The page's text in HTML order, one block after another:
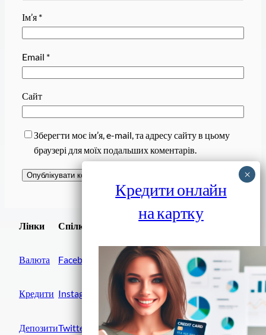
Ім’я *
Email *
Сайт
Зберегти моє ім’я, e-mail, та адресу сайту в цьому
браузері для моїх подальших коментарів.
Лінки
Валюта
Кредити
Депозити
Спілки
Facebook
Instagram
Twitter
Завантажити
Кредити онлайн
на картку